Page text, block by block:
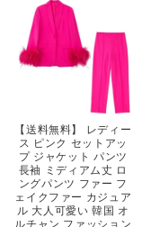
【送料無料】 レディー
ス ピンク セットアッ
プ ジャケット パンツ
長袖 ミディアム丈 ロ
ングパンツ ファー フ
ェイクファー カジュア
ル 大人可愛い 韓国 オ
ルチャン ファッション